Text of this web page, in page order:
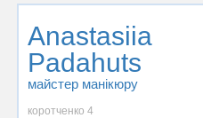
Anastasiia
Padahuts
майстер манікюру
коротченко 4